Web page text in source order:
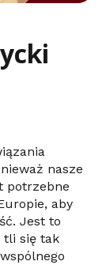
nasze
potrzebne
aby
Jest to
tli się tak